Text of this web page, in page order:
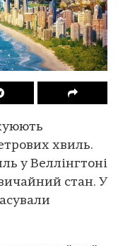
хвиль.
у Веллінгтоні
стан. У